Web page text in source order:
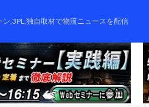
,3PL,独自取材で物流ニュースを配信